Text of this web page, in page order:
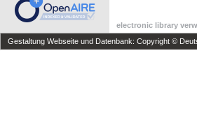
electronic library
Gestaltung Webseite und Datenbank: Copyright ©